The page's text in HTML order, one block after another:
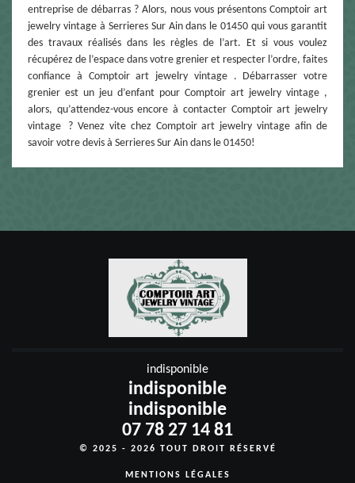
entreprise de débarras ? Alors, nous vous présentons Comptoir art
jewelry vintage à Serrieres Sur Ain dans le 01450 qui vous garantit
des travaux réalisés dans les règles de l’art. Et si vous voulez
récupérez de l’espace dans votre grenier et respecter l’ordre, faites
confiance à Comptoir art jewelry vintage . Débarrasser votre
grenier est un jeu d’enfant pour Comptoir art jewelry vintage ,
alors, qu’attendez-vous encore à contacter Comptoir art jewelry
vintage ? Venez vite chez Comptoir art jewelry vintage afin de
savoir votre devis à Serrieres Sur Ain dans le 01450!
indisponible
indisponible
indisponible
07 78 27 14 81
© 2025 - 2026 TOUT DROIT RÉSERVÉ
MENTIONS LÉGALES